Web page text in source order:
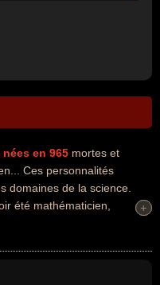
en 965 mortes et
Ces personnalités
domaines de la science.
été mathématicien,
été arabe par exemple.
+
+